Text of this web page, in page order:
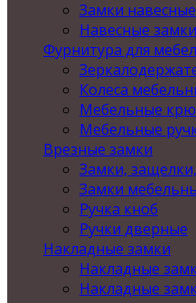
Замки
Навесные замки
Фурнитура для
Колеса
Мебельные
Мебельные
Врезные замки
Замки,
Замки
Ручка кноб
Ручки дверные
Накладные замки
Накладные
Накладные